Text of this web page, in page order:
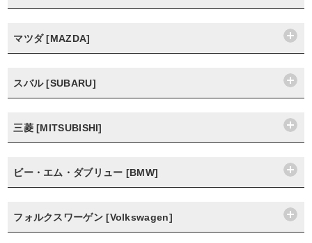
マツダ [MAZDA]
スバル [SUBARU]
三菱 [MITSUBISHI]
ビー・エム・ダブリュー [BMW]
フォルクスワーゲン [Volkswagen]